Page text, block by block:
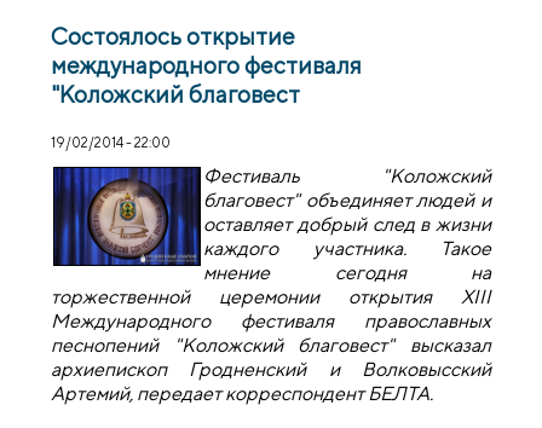
Состоялось открытие
международного фестиваля
"Коложский благовест
19/02/2014 - 22:00
Фестиваль "Коложский
благовест" объединяет людей и
оставляет добрый след в жизни
каждого участника. Такое
мнение сегодня на
торжественной церемонии открытия XIII
Международного фестиваля православных
песнопений "Коложский благовест" высказал
архиепископ Гродненский и Волковысский
Артемий, передает корреспондент БЕЛТА.